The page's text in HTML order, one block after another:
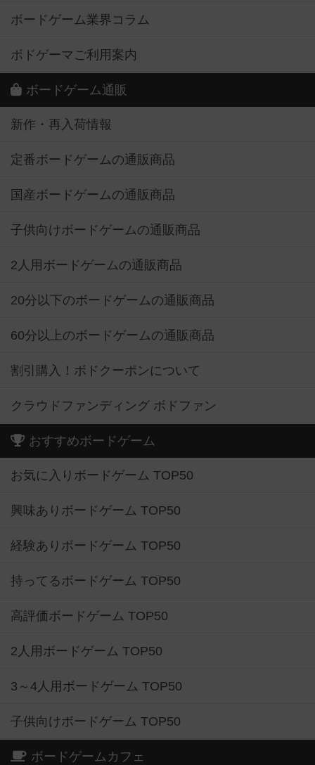
ボードゲーム業界コラム
ボドゲーマご利用案内
ボードゲーム通販
新作・再入荷情報
定番ボードゲームの通販商品
国産ボードゲームの通販商品
子供向けボードゲームの通販商品
2人用ボードゲームの通販商品
20分以下のボードゲームの通販商品
60分以上のボードゲームの通販商品
割引購入！ボドクーポンについて
クラウドファンディング ボドファン
おすすめボードゲーム
お気に入りボードゲーム TOP50
興味ありボードゲーム TOP50
経験ありボードゲーム TOP50
持ってるボードゲーム TOP50
高評価ボードゲーム TOP50
2人用ボードゲーム TOP50
3～4人用ボードゲーム TOP50
子供向けボードゲーム TOP50
ボードゲームカフェ